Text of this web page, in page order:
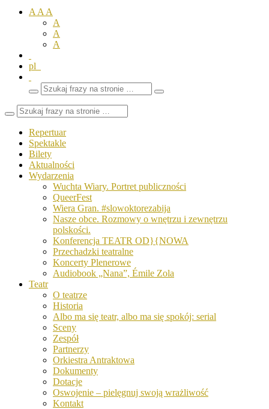
A A A
A
A
A
pl
Wyszukaj
frazy
Zamknij
Repertuar
Spektakle
Bilety
Aktualności
Wydarzenia
Wuchta Wiary. Portret publiczności
QueerFest
Wiera Gran. #slowoktorezabija
Nasze obce. Rozmowy o wnętrzu i zewnętrzu
polskości.
Konferencja TEATR OD}{NOWA
Przechadzki teatralne
Koncerty Plenerowe
Audiobook „Nana”, Émile Zola
Teatr
O teatrze
Historia
Albo ma się teatr, albo ma się spokój: serial
Sceny
Zespół
Partnerzy
Orkiestra Antraktowa
Dokumenty
Dotacje
Oswojenie – pielęgnuj swoją wrażliwość
Kontakt